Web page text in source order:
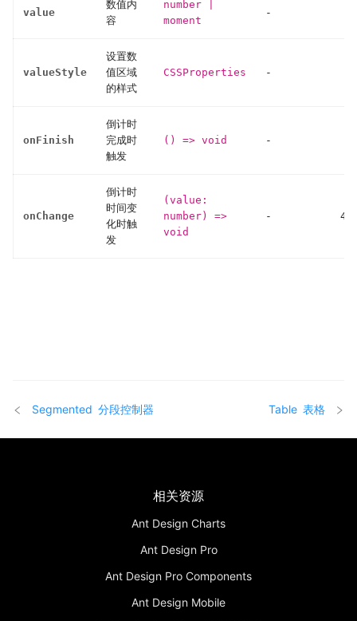
value
数值内
容
number
moment
-
valueStyle
设置数
值区域
的样式
CSSProperties -
onFinish
倒计时
完成时
触发
() => void -
onChange
倒计时
时间变
化时触
发
(value:
number) =>
void
-
Segmented 分段控制器 Table 表格
相关资源
Ant Design Charts
Ant Design Pro
Ant Design Pro Components
Ant Design Mobile